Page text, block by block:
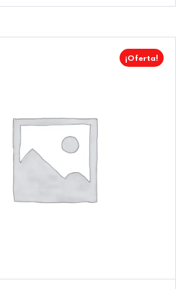
¡Oferta!